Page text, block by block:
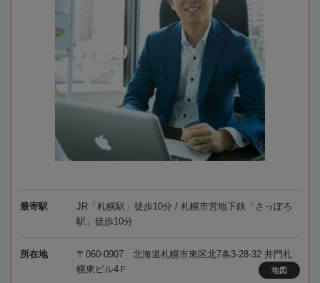
最寄駅
JR「札幌駅」徒歩10分 / 札幌市営地下鉄「さっぽろ
駅」徒歩10分
所在地
〒060-0907 北海道札幌市東区北7条3-28-32 井門札
幌東ビル4Ｆ
地図